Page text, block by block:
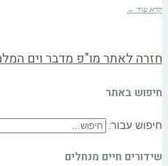
קרא עוד ←
חזרה לאתר מו"פ מדבר וים
חיפוש באתר
חיפוש עבור:
שידורים חיים מנחלים